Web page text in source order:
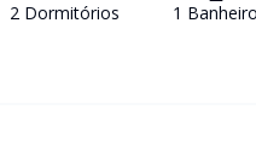
2Dormitórios 1 Banheiro